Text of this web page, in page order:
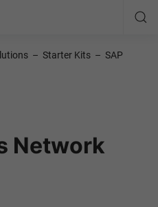
– Starter Kits – SAP
Network